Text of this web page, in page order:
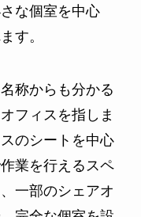
な個室を中心
す。
称からも分かる
フィスを指しま
のシートを中心
業を行えるスペ
一部のシェアオ